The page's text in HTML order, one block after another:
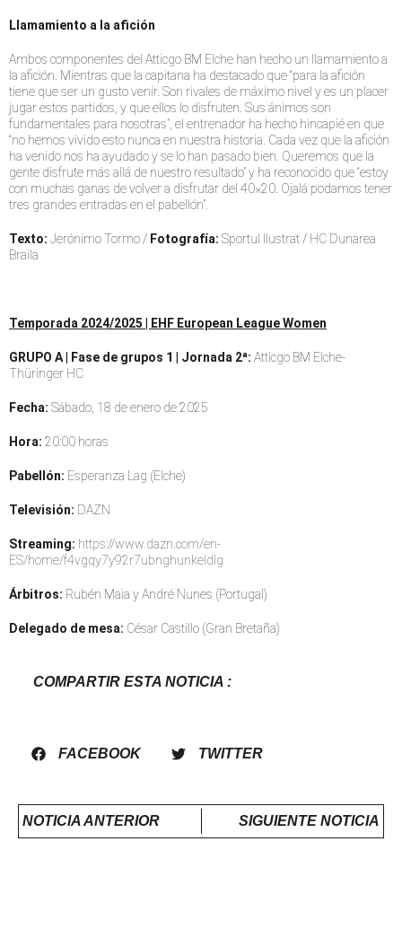
Llamamiento a la afición
Ambos componentes del Atticgo BM Elche han hecho un llamamiento a
la afición. Mientras que la capitana ha destacado que “para la afición
tiene que ser un gusto venir. Son rivales de máximo nivel y es un placer
jugar estos partidos, y que ellos lo disfruten. Sus ánimos son
fundamentales para nosotras”, el entrenador ha hecho hincapié en que
“no hemos vivido esto nunca en nuestra historia. Cada vez que la afición
ha venido nos ha ayudado y se lo han pasado bien. Queremos que la
gente disfrute más allá de nuestro resultado” y ha reconocido que “estoy
con muchas ganas de volver a disfrutar del 40×20. Ojalá podamos tener
tres grandes entradas en el pabellón”.
Texto: Jerónimo Tormo / Fotografía: Sportul Ilustrat / HC Dunarea
Braila
Temporada 2024/2025 | EHF European League Women
GRUPO A | Fase de grupos 1 | Jornada 2ª: Atticgo BM Elche-
Thüringer HC
Fecha: Sábado, 18 de enero de 2025
Hora: 20:00 horas
Pabellón: Esperanza Lag (Elche)
Televisión: DAZN
Streaming: https://www.dazn.com/en-
ES/home/f4vgqy7y92r7ubnghunkeldlg
Árbitros: Rubén Maia y André Nunes (Portugal)
Delegado de mesa: César Castillo (Gran Bretaña)
COMPARTIR ESTA NOTICIA :
FACEBOOK TWITTER
NOTICIA ANTERIOR SIGUIENTE NOTICIA